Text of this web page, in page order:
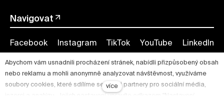
Navigovat
Facebook Instagram TikTok YouTube LinkedIn
Abychom vám usnadnili procházení stránek, nabídli přizpůsobený obsah
nebo reklamu a mohli anonymně analyzovat návštěvnost, využíváme
soubory cookies, které sdílíme se svými partnery pro sociální média,
více